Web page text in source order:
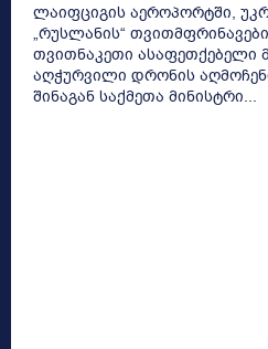
ლაიფციგის აეროპორტში,
„რუსლანის“
თვითნაკეთი ასაფეთქებელი
აღჭურვილი დრონის
შინაგან საქმეთა მინისტრი...